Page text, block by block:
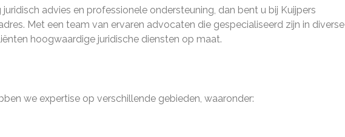
advies en professionele ondersteuning, dan bent u bij Kuijpers
Met een team van ervaren advocaten die gespecialiseerd zijn in diverse
hoogwaardige juridische diensten op maat.
we expertise op verschillende gebieden, waaronder: